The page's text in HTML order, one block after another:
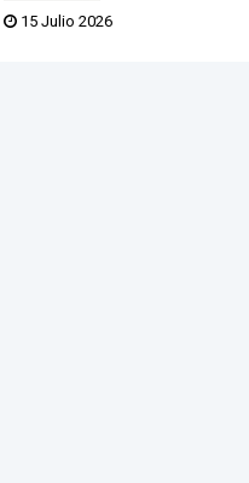
15 Julio 2026